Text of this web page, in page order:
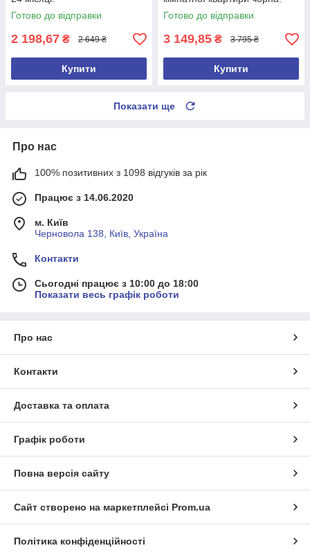
Готово до відправки
2 198,67 ₴ 2 649 ₴
Купити
Гарантія 24 місяці!
Готово до відправки
3 149,85 ₴ 3 795 ₴
Купити
Показати ще
Про нас
100% позитивних з 1098 відгуків за рік
Працює з 14.06.2020
м. Київ
Черновола 138, Київ, Україна
Контакти
Сьогодні працює з 10:00 до 18:00
Показати весь графік роботи
Про нас
Контакти
Доставка та оплата
Графік роботи
Повна версія сайту
Сайт створено на маркетплейсі Prom.ua
Політика конфіденційності